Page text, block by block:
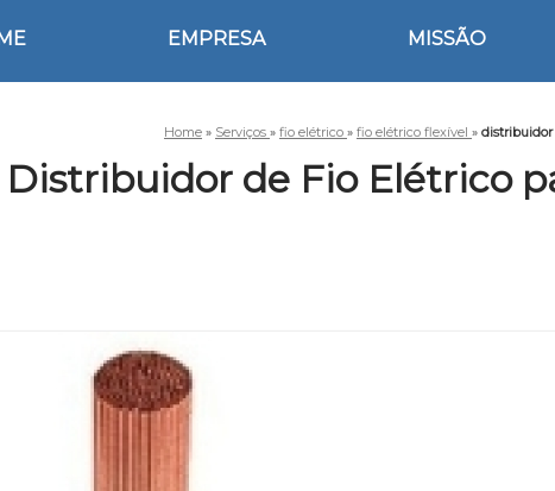
EMPRESA MISSÃO
Home » Serviços » fio elétrico » fio elétrico flexível » distribuidor
Distribuidor de Fio Elétrico